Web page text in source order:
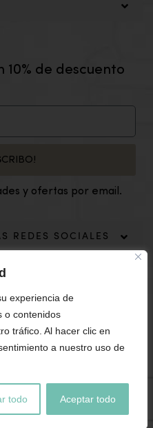
experiencia de
o contenidos
tráfico. Al hacer clic en
a nuestro uso de
todo Aceptar todo
10% de descuento
y ofertas por email.
REDES SOCIALES